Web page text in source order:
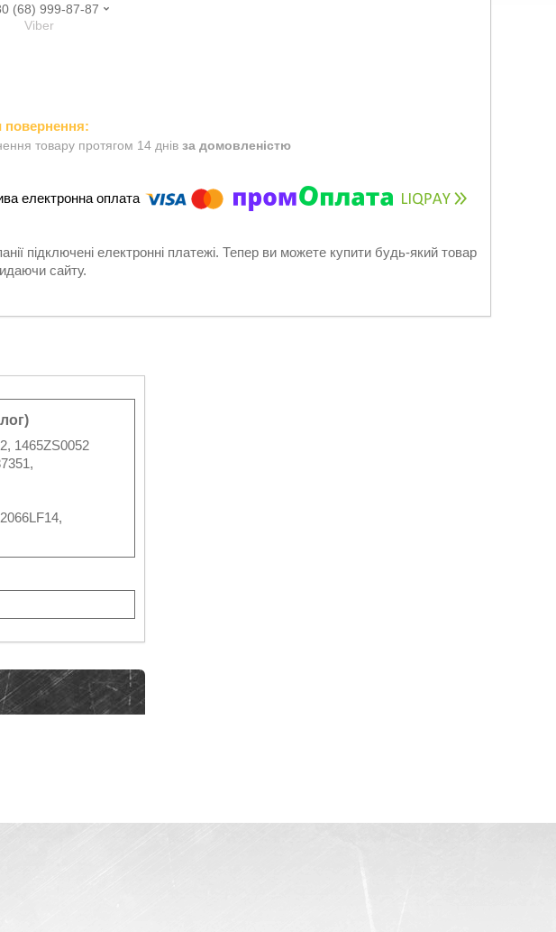
(68) 999-87-87
Viber
товару протягом 14 днів за домовленістю
підключені електронні платежі. Тепер ви можете купити будь-який товар
сайту.
1465ZS0052